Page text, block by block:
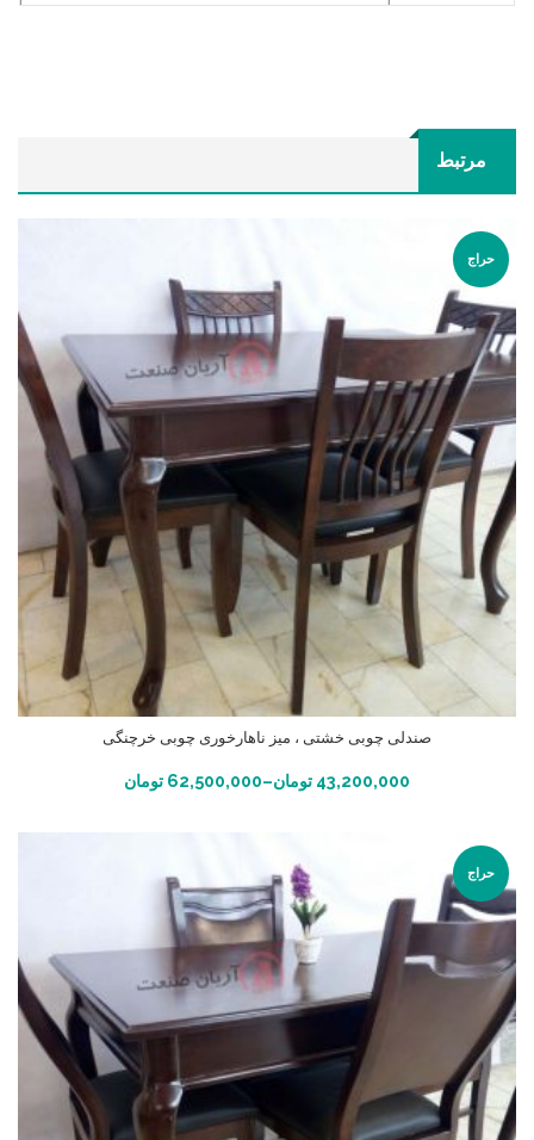
مرتبط
حراج
صندلی چوبی خشتی ، میز ناهارخوری چوبی خرچنگی
43,200,000 تومان–
62,500,000 تومان انتخاب گزینه ها
حراج